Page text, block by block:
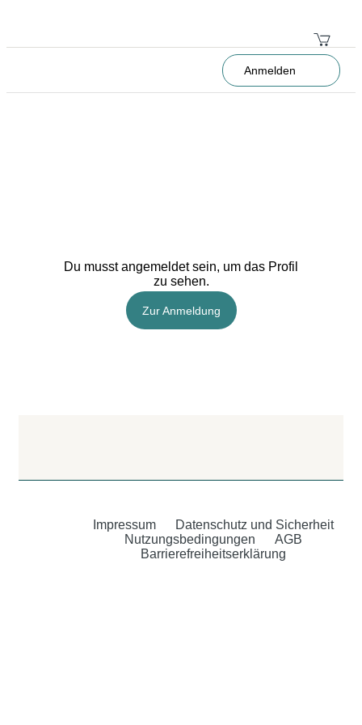
Anmelden
Du musst angemeldet sein, um das Profil
zu sehen.
Zur Anmeldung
Impressum
Datenschutz und Sicherheit
Nutzungsbedingungen
AGB
Barrierefreiheitserklärung